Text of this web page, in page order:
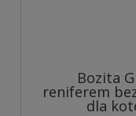
Bozita
reniferem
dla